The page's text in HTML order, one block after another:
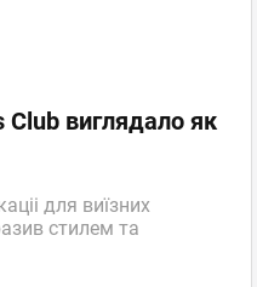
Club виглядало як
для виїзних
стилем та